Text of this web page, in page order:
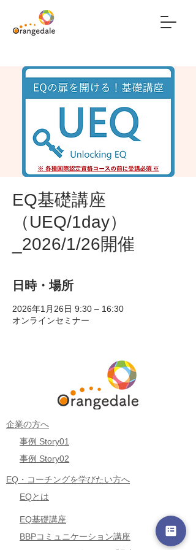
EQ基礎講座
（UEQ/1day）
_2026/1/26開催
日時・場所
2026年1月26日 9:30 – 16:30
オンラインセミナー
企業の方へ
事例 Story01
事例 Story02
EQ・コーチングを学びたい方へ
EQとは
EQ基礎講座
BBPコミュニケーション講座